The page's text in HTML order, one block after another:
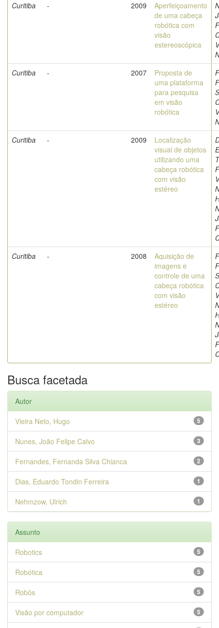
Curitiba
- 2009
Aperfeiçoamento
de uma cabeça
robótica com
visão
estereoscópica
Curitiba
- 2007
Proposta de
uma plataforma
para pesquisa
em visão
robótica
Curitiba
- 2009
Localização
visual de objetos
utilizando uma
cabeça robótica
com visão
estéreo
Curitiba
- 2008
Aquisição de
imagens e
controle de uma
cabeça robótica
com visão
estéreo
Busca facetada
Autor
5
Vieira Neto, Hugo
3
Nunes, João Felipe Calvo
2
Fernandes, Fernanda Silva Chianca
1
Dias, Eduardo Tondin Ferreira
1
Nehmzow, Ulrich
Assunto
5
Robotics
5
Robótica
5
Robôs
5
Visão por computador